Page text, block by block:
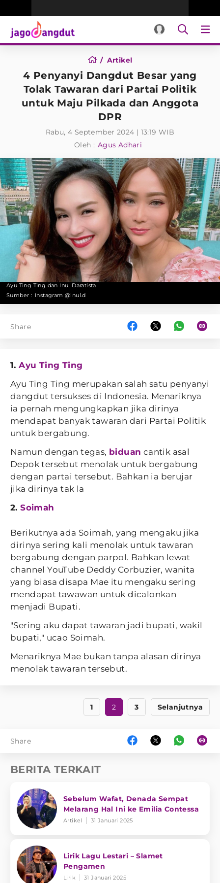
Artikel
4 Penyanyi Dangdut Besar yang
Tolak Tawaran dari Partai Politik
untuk Maju Pilkada dan Anggota
DPR
Rabu, 4 September 2024 | 13:19 WIB
Oleh : Agus Adhari
Ayu Ting Ting dan Inul Daratista
Sumber : Instagram @inul.d
Share
1.Ayu Ting Ting
Ayu Ting Ting merupakan salah satu penyanyi
dangdut tersukses di Indonesia. Menariknya
ia pernah mengungkapkan jika dirinya
mendapat banyak tawaran dari Partai Politik
untuk bergabung.
Namun dengan tegas, biduan cantik asal
Depok tersebut menolak untuk bergabung
dengan partai tersebut. Bahkan ia berujar
jika dirinya tak la
2.Soimah
Berikutnya ada Soimah, yang mengaku jika
dirinya sering kali menolak untuk tawaran
bergabung dengan parpol. Bahkan lewat
channel YouTube Deddy Corbuzier, wanita
yang biasa disapa Mae itu mengaku sering
mendapat tawawan untuk dicalonkan
menjadi Bupati.
"Sering aku dapat tawaran jadi bupati, wakil
bupati," ucao Soimah.
Menariknya Mae bukan tanpa alasan dirinya
menolak tawaran tersebut.
1 2 3 Selanjutnya
Share
BERITA TERKAIT
Sebelum Wafat, Denada Sempat
Melarang Hal Ini ke Emilia Contessa
Artikel 31 Januari 2025
Lirik Lagu Lestari – Slamet
Pengamen
Lirik 31 Januari 2025